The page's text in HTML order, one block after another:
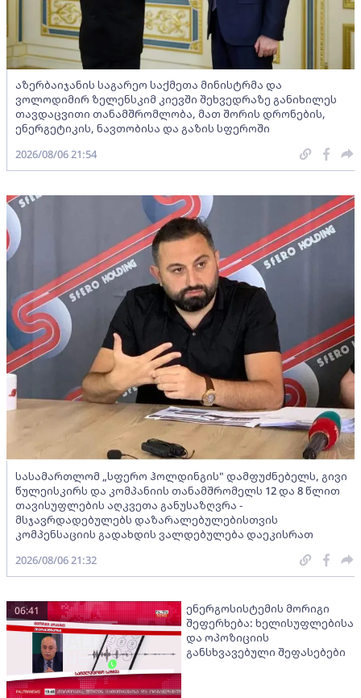
აზერბაიჯანის საგარეო საქმეთა მინისტრმა და
ვოლოდიმირ ზელენსკიმ კიევში შეხვედრაზე განიხილეს
თავდაცვითი თანამშრომლობა, მათ შორის დრონების,
ენერგეტიკის, ნავთობისა და გაზის სფეროში
2026/08/06 21:54
სასამართლომ „სფერო ჰოლდინგის" დამფუძნებელს, გივი
წულეისკირს და კომპანიის თანამშრომელს 12 და 8 წლით
თავისუფლების აღკვეთა განუსაზღვრა -
მსჯავრდადებულებს დაზარალებულებისთვის
კომპენსაციის გადახდის ვალდებულება დაეკისრათ
2026/08/06 21:32
ენერგოსისტემის მორიგი
შეფერხება: ხელისუფლებისა
და ოპოზიციის
განსხვავებული შეფასებები
06:41